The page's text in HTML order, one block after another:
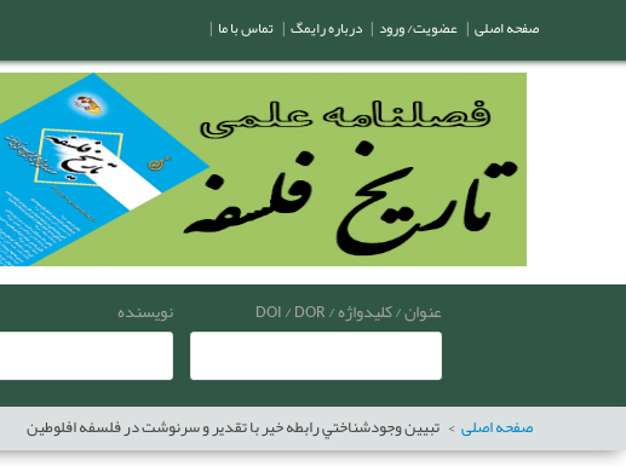
عنوان / کلیدواژه / DOI / DOR نویسنده
صفحه اصلی تبيين وجودشناختي رابطه خير با تقدير و سرنوشت در فلسفه افلوطين
صفحه اصلی | عضویت/ ورود | درباره رایمگ | تماس با ما |